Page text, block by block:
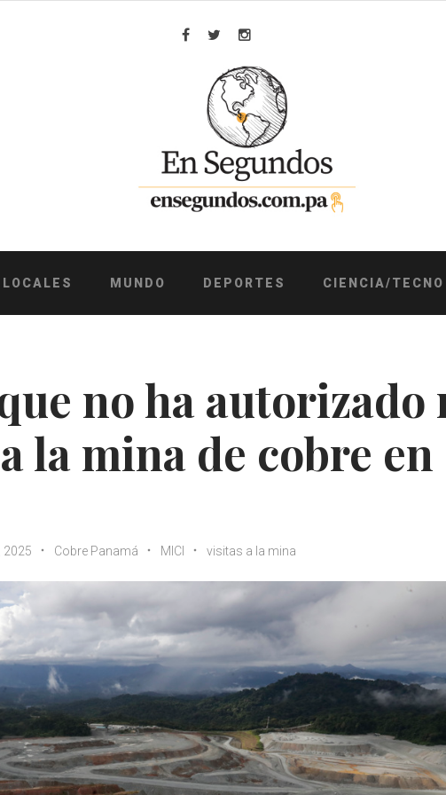
Facebook
TwitterInstagram
LOCALES MUNDO DEPORTES CIENCIA/TECNO
no ha autorizado
la mina de cobre en
2025 Cobre Panamá MICI visitas a la mina